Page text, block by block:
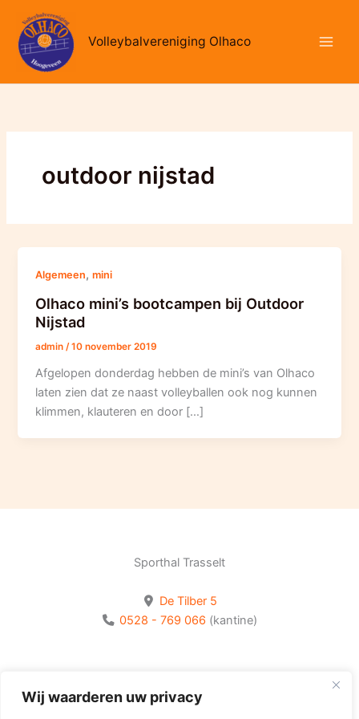
Wij waarderen uw privacy
naar
inhoud
Volleybalvereniging Olhaco
outdoor nijstad
Algemeen,mini
Olhaco mini’s bootcampen bij Outdoor
Nijstad
admin /10 november 2019
Afgelopen donderdag hebben de mini’s van Olhaco
laten zien dat ze naast volleyballen ook nog kunnen
klimmen, klauteren en door […]
Sporthal Trasselt
De Tilber 5
0528 - 769 066 (kantine)